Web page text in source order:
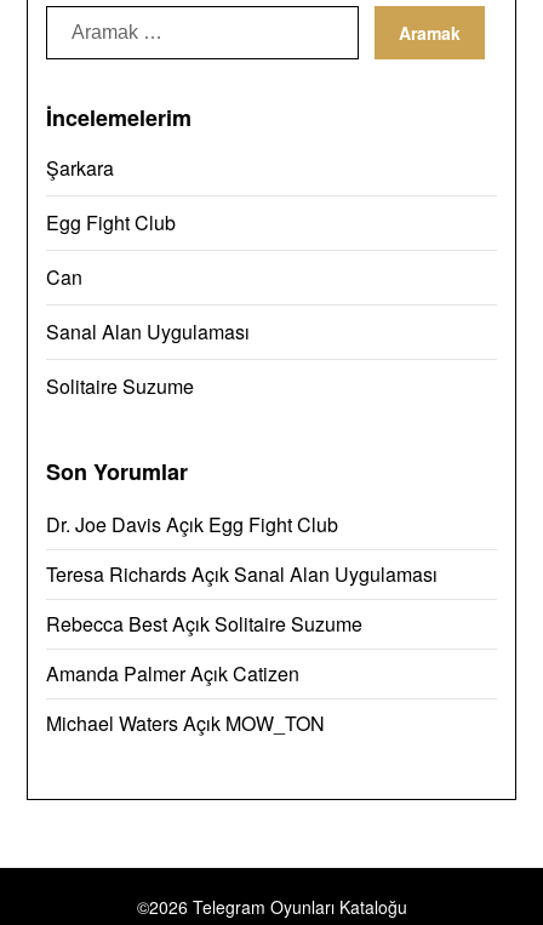
Ara:
İncelemelerim
Şarkara
Egg Fight Club
Can
Sanal Alan Uygulaması
Solitaire Suzume
Son Yorumlar
Dr. Joe DavisAçık Egg Fight Club
Teresa RichardsAçıkSanal Alan Uygulaması
Rebecca BestAçıkSolitaire Suzume
Amanda PalmerAçıkCatizen
Michael WatersAçık MOW_TON
©2026 Telegram Oyunları Kataloğu